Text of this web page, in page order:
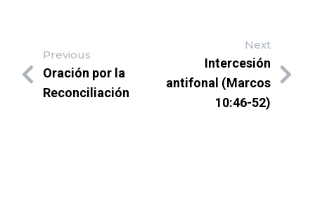
Previous
Oración por la
Reconciliación
Next
Intercesión
antifonal (Marcos
10:46-52)